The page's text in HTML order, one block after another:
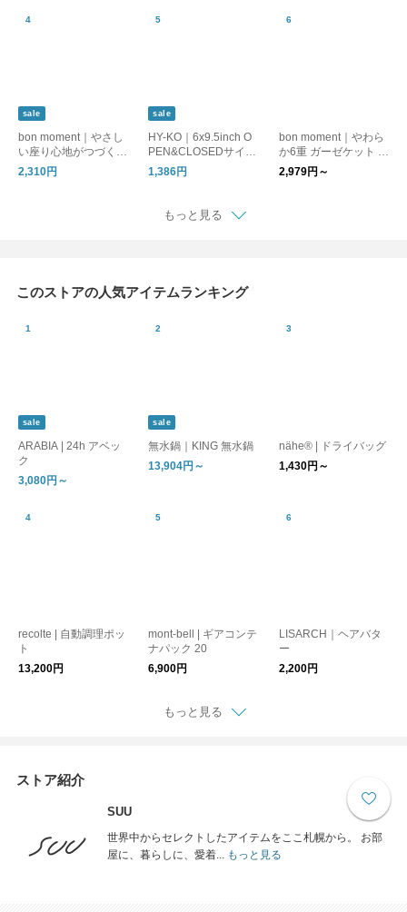
sale
bon moment｜やさし
い座り心地がつづく
ゲルクッション ハニ
カム 車 座布団 腰痛 オ
2,310円
sale
HY-KO｜6x9.5inch O
PEN&CLOSEDサイ
ン/サインプレート 店
舗
1,386円
bon moment｜やわら
か6重 ガーゼケット リ
バーシブル 綿100%
／ 夏寝具 肌掛け
2,979円～
もっと見る
このストアの人気アイテムランキング
sale
ARABIA | 24h アベッ
ク
3,080円～
sale
無水鍋｜KING 無水鍋
13,904円～
nähe® | ドライバッグ
1,430円～
recolte | 自動調理ポッ
ト
13,200円
mont-bell | ギアコンテ
ナパック 20
6,900円
LISARCH｜ヘアバタ
ー
2,200円
もっと見る
ストア紹介
SUU
世界中からセレクトしたアイテムをここ札幌から。 お部
屋に、暮らしに、愛着...もっと見る